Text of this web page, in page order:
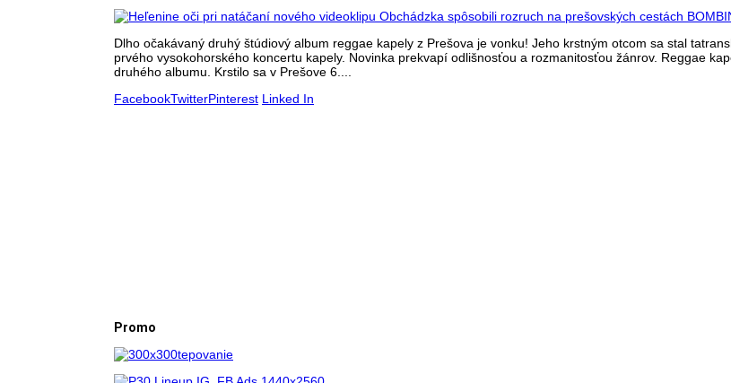
Dlho očakávaný druhý štúdiový album reggae kapely z Prešova je vonku! Jeho krstným otcom sa stal
prvého vysokohorského koncertu kapely. Novinka prekvapí odlišnosťou a rozmanitosťou žánrov. Reggae
druhého albumu. Krstilo sa v Prešove 6....
FacebookTwitterPinterest Linked In
Promo